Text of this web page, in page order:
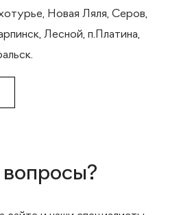
Новая Ляля, Серов,
Лесной, п.Платина,